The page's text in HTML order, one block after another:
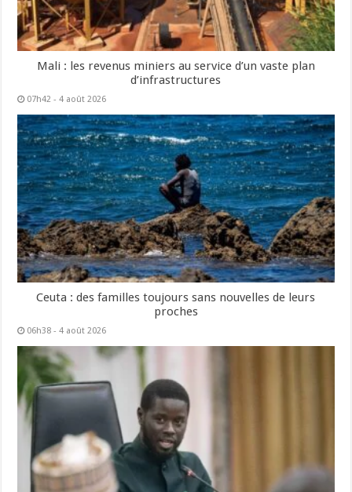
Mali : les revenus miniers au service d’un vaste plan
d’infrastructures
07h42 - 4 août 2026
Ceuta : des familles toujours sans nouvelles de leurs
proches
06h38 - 4 août 2026